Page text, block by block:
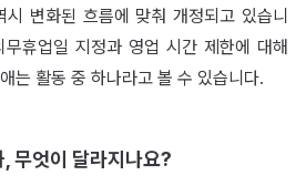
변화된 흐름에 맞춰 개정되고 있습니
휴업일 지정과 영업 시간 제한에 대해
는 활동 중 하나라고 볼 수 있습니다.
무엇이 달라지나요?